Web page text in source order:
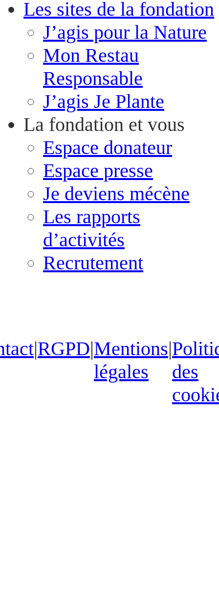
Les sites de la fondation
J’agis pour la Nature
Mon Restau
Responsable
J’agis Je Plante
La fondation et vous
Espace donateur
Espace presse
Je deviens mécène
Les rapports
d’activités
Recrutement
|RGPD|Mentions
légales
|
des